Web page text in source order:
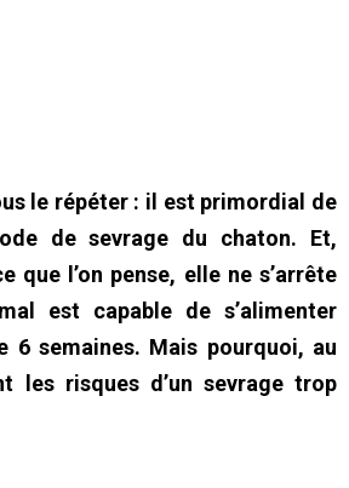
le répéter : il est primordial de
de sevrage du chaton. Et,
que l’on pense, elle ne s’arrête
est capable de s’alimenter
6 semaines. Mais pourquoi, au
les risques d’un sevrage trop